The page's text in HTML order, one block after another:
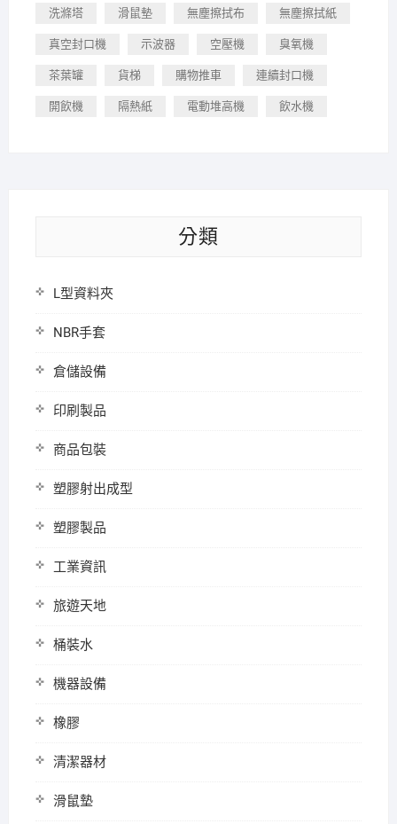
洗滌塔 滑鼠墊 無塵擦拭布 無塵擦拭紙
真空封口機 示波器 空壓機 臭氧機
茶葉罐 貨梯 購物推車 連續封口機
開飲機 隔熱紙 電動堆高機 飲水機
分類
L型資料夾
NBR手套
倉儲設備
印刷製品
商品包裝
塑膠射出成型
塑膠製品
工業資訊
旅遊天地
桶裝水
機器設備
橡膠
清潔器材
滑鼠墊